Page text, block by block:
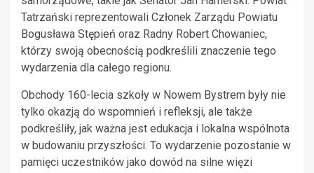
Tatrzański reprezentowali Członek Zarządu Powiatu
Bogusława Stępień oraz Radny Robert Chowaniec,
którzy swoją obecnością podkreślili znaczenie tego
wydarzenia dla całego regionu.
Obchody 160-lecia szkoły w Nowem Bystrem były nie
tylko okazją do wspomnień i refleksji, ale także
podkreśliły, jak ważna jest edukacja i lokalna wspólnota
w budowaniu przyszłości. To wydarzenie pozostanie w
pamięci uczestników jako dowód na silne więzi